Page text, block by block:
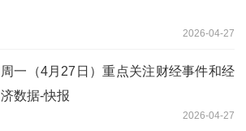
2026-04-27
周一（4月27日）重点关注财经事件和经
济数据-快报
2026-04-27